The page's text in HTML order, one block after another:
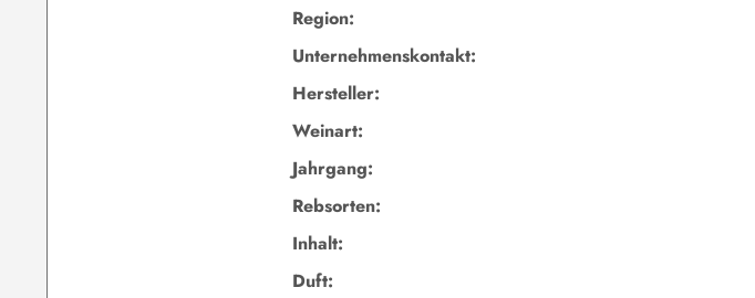
Region:
Unternehmenskontakt:
Hersteller:
Weinart:
Jahrgang:
Rebsorten:
Inhalt:
Duft: